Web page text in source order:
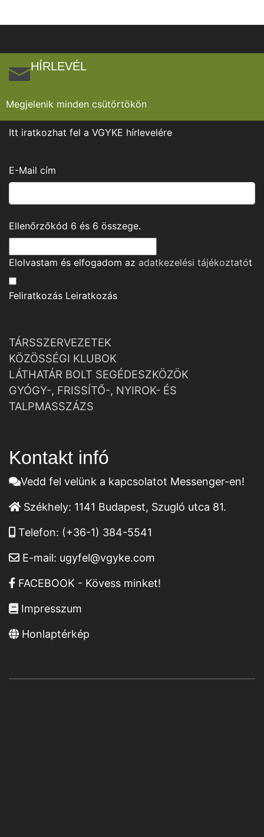
HÍRLEVÉL
Megjelenik minden csütörtökön
Itt iratkozhat fel a VGYKE hírlevelére
E-Mail cím
Ellenőrzőkód 6 és 6 összege.
Elolvastam és elfogadom az adatkezelési tájékoztatót
Feliratkozás Leiratkozás
TÁRSSZERVEZETEK
KÖZÖSSÉGI KLUBOK
LÁTHATÁR BOLT SEGÉDESZKÖZÖK
GYÓGY-, FRISSÍTŐ-, NYIROK- ÉS
TALPMASSZÁZS
Kontakt infó
Vedd fel velünk a kapcsolatot Messenger-en!
Székhely: 1141 Budapest, Szugló utca 81.
Telefon: (+36-1) 384-5541
E-mail: ugyfel@vgyke.com
FACEBOOK - Kövess minket!
Impresszum
Honlaptérkép